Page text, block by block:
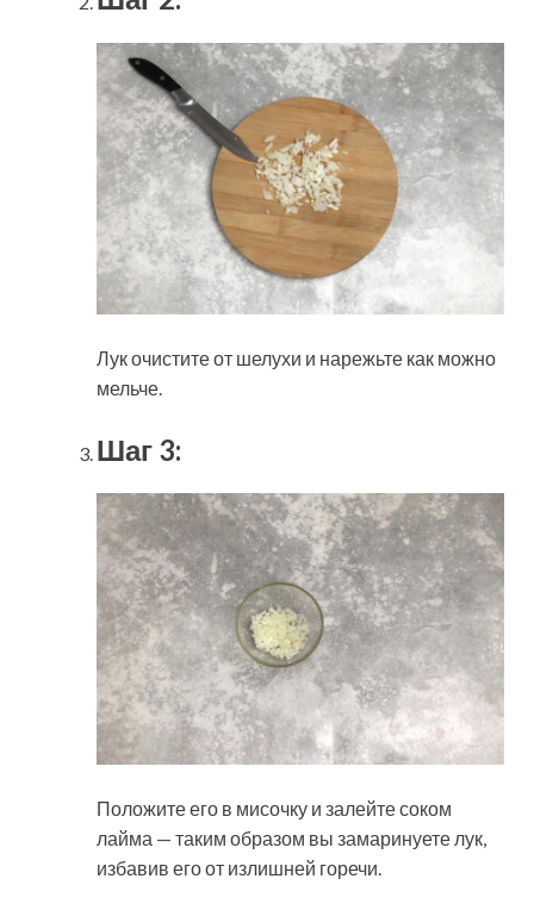
Лук очистите от шелухи и нарежьте как можно
мельче.
Шаг 3:
Положите его в мисочку и залейте соком
лайма — таким образом вы замаринуете лук,
избавив его от излишней горечи.